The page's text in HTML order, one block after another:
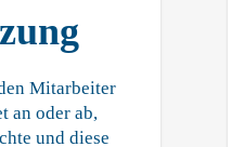
Mitarbeiter
an oder ab,
und diese